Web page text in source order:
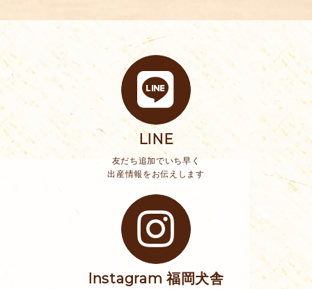
LINE
友だち追加でいち早く
出産情報をお伝えします
Instagram 福岡犬舎